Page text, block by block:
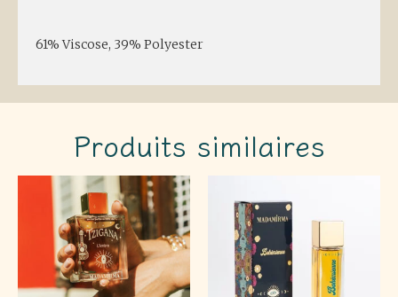
61% Viscose, 39% Polyester
Produits similaires